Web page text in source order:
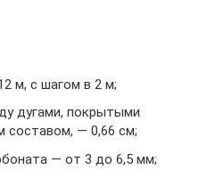
м, с шагом в 2 м;
дугами, покрытыми
составом, — 0,66 см;
— от 3 до 6,5 мм;